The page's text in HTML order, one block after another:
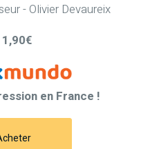
- Olivier Devaureix
en France !